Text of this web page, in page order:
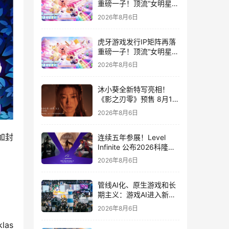
封
重磅一子！顶流“女明星”
ZANMANG LOOPY 正版
3D消除手游《消消奇遇》
2026年8月6日
虎牙游戏发行IP矩阵再落
重磅一子！顶流“女明星”
ZANMANG LOOPY 正版
2026年8月6日
沐小葵全新特写亮相！
《影之刃零》预售 8月12
日开启
2026年8月6日
连续五年参展！Level
Infinite 公布2026科隆游
戏展产品阵容
2026年8月6日
管线AI化、原生游戏和长
期主义：游戏AI进入新共
识时代
2026年8月6日